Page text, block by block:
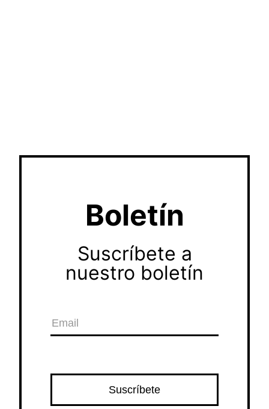
Boletín
Suscríbete a
nuestro boletín